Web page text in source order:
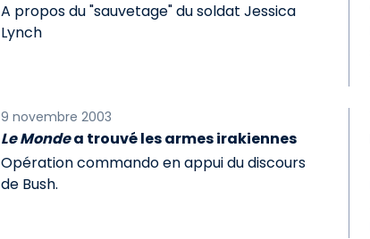
A propos du "sauvetage" du soldat Jessica
Lynch
9 novembre 2003
Le Mondea trouvé les armes irakiennes
Opération commando en appui du discours
de Bush.